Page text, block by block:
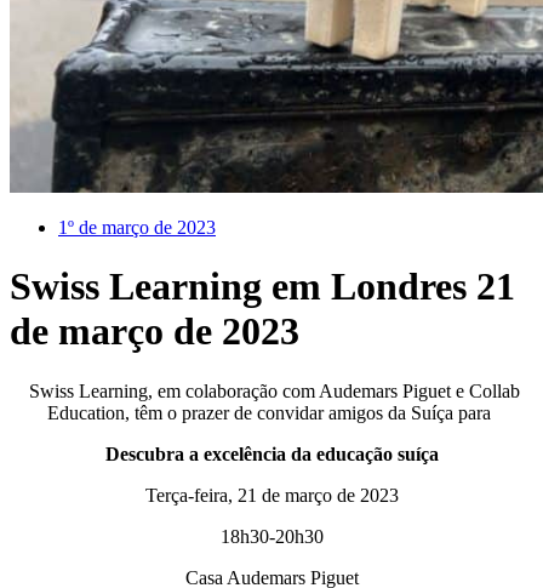
1º de março de 2023
Swiss Learning em Londres 21
de março de 2023
Swiss Learning, em colaboração com Audemars Piguet e Collab
Education, têm o prazer de convidar amigos da Suíça para
Descubra a excelência da educação suíça
Terça-feira, 21 de março de 2023
18h30-20h30
Casa Audemars Piguet